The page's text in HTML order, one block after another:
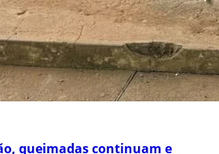
queimadas continuam e